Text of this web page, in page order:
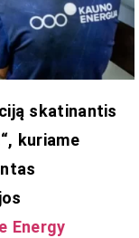
skatinantis
kuriame
Energy